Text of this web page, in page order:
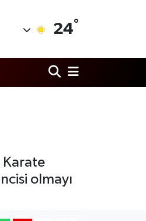
24°
Karate
olmayı